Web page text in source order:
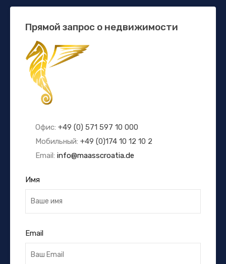
Прямой запрос о недвижимости
Офис: +49 (0) 571 597 10 000
Мобильный: +49 (0)174 10 12 10 2
Email: info@maasscroatia.de
Имя
Email